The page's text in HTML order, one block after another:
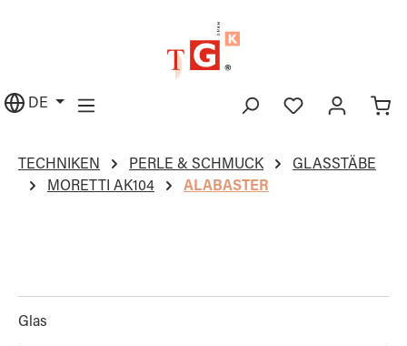
DE
TECHNIKEN PERLE & SCHMUCK
GLASSTÄBE
MORETTI AK104
ALABASTER
Glas